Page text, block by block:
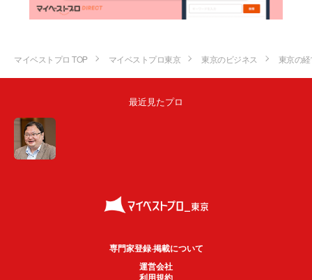
マイベストプロ TOP マイベストプロ東京 東京のビジネス 東京の
最近見たプロ
専門家登録·掲載について
運営会社
利用規約